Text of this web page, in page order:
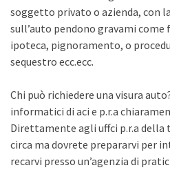
soggetto privato o azienda, con
sull’auto pendono gravami
ipoteca, pignoramento, o
sequestro ecc.ecc.
Chi può richiedere una visura
informatici di aci e p.r.a
Direttamente agli uffci p.r.a della
circa ma dovrete prepararvi per
recarvi presso un’agenzia di